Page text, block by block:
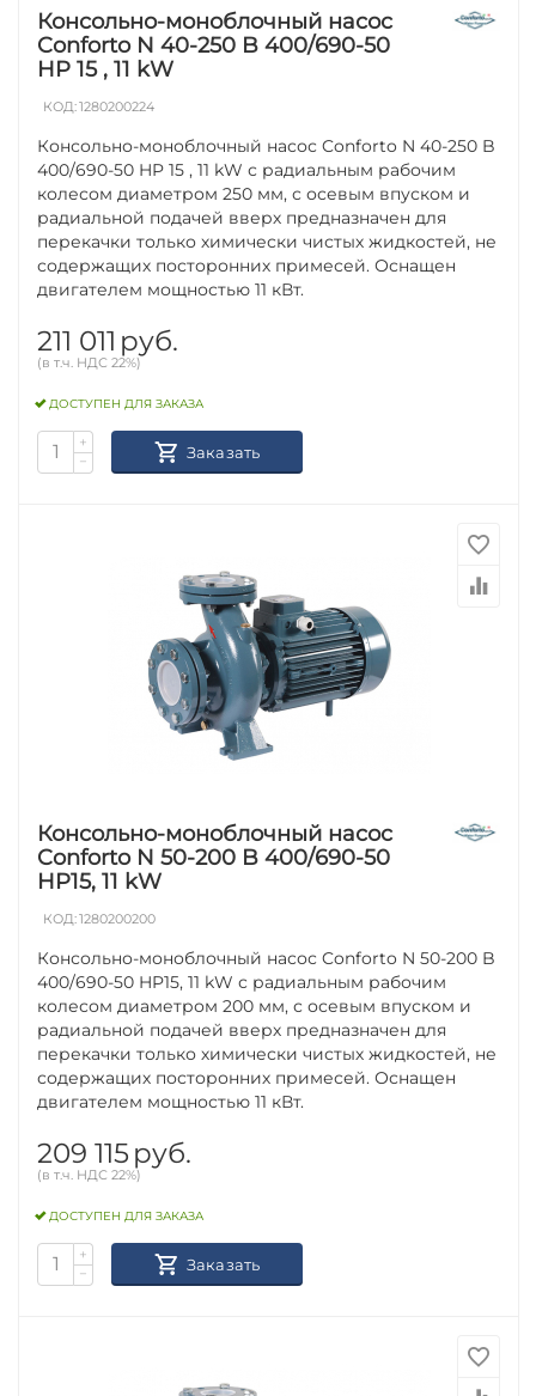
Консольно-моноблочный насос
Conforto N 40-250 B 400/690-50
HP 15 , 11 kW
КОД:1280200224
Консольно-моноблочный насос Conforto N 40-250 B
400/690-50 HP 15 , 11 kW с радиальным рабочим
колесом диаметром 250 мм, с осевым впуском и
радиальной подачей вверх предназначен для
перекачки только химически чистых жидкостей, не
содержащих посторонних примесей. Оснащен
двигателем мощностью 11 кВт.
211 011 руб.
(в т.ч. НДС 22%)
ДОСТУПЕН ДЛЯ ЗАКАЗА
+
−
Заказать
Консольно-моноблочный насос
Conforto N 50-200 B 400/690-50
HP15, 11 kW
КОД:1280200200
Консольно-моноблочный насос Conforto N 50-200 B
400/690-50 HP15, 11 kW с радиальным рабочим
колесом диаметром 200 мм, с осевым впуском и
радиальной подачей вверх предназначен для
перекачки только химически чистых жидкостей, не
содержащих посторонних примесей. Оснащен
двигателем мощностью 11 кВт.
209 115 руб.
(в т.ч. НДС 22%)
ДОСТУПЕН ДЛЯ ЗАКАЗА
+
−
Заказать